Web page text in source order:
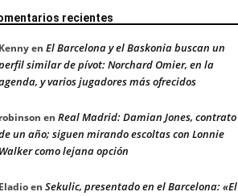
recientes
en El Barcelona y el Baskonia buscan un
similar de pívot: Norchard Omier, en la
y varios jugadores más ofrecidos
en Real Madrid: Damian Jones, contrato
un año; siguen mirando escoltas con Lonnie
como lejana opción
en Sekulic, presentado en el Barcelona: «El